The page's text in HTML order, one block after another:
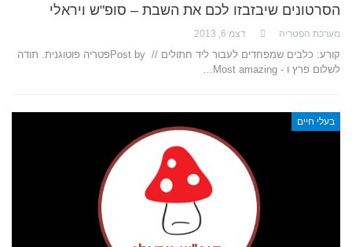
הסרטונים שיבזבזו לכם את השבת – סופ"ש ויראלי
מערכת הפטריה דצמ 6, 2013
קורע: כלבים שמפחדים לעבור ליד חתולים // Post by ‎פטריה פוטוגנית‎. תודה
לשלום פרץ ו - Most amazing…
בעלי חיים